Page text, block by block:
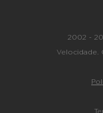
2002 -
Velocidade.